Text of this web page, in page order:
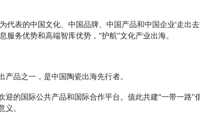
代表的中国文化、中国品牌、中国产品和中国企业‘走出去
务优势和高端智库优势，“护航”文化产业出海。
品之一，是中国陶瓷出海先行者。
的国际公共产品和国际合作平台。值此共建“一带一路”
。